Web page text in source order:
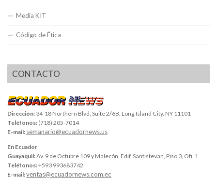
Media KIT
Código de Ética
CONTACTO
Dirección: 34-18 Northern Blvd, Suite 2/6B, Long Island City, NY 11101
Teléfonos: (718) 205-7014
E-mail: semanario@ecuadornews.us
En Ecuador
Guayaquil:Av. 9 de Octubre 109 y Malecón, Edif. Santistevan, Piso 3, Ofi. 1
Teléfonos:+593 993683742
E-mail:ventas@ecuadornews.com.ec